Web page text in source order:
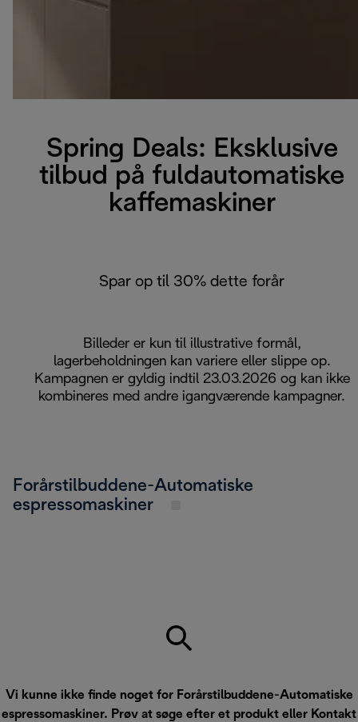
Spring Deals: Eksklusive
tilbud på fuldautomatiske
kaffemaskiner
Spar op til 30% dette forår
Billeder er kun til illustrative formål,
lagerbeholdningen kan variere eller slippe op.
Kampagnen er gyldig indtil 23.03.2026 og kan ikke
kombineres med andre igangværende kampagner.
Forårstilbuddene-Automatiske
espressomaskiner
Vi kunne ikke finde noget for Forårstilbuddene-Automatiske
espressomaskiner. Prøv at søge efter et produkt eller Kontakt